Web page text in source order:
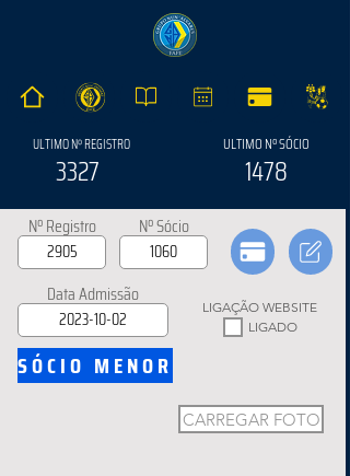
ULTIMO Nº REGISTRO
3327
ULTIMO Nº SÓCIO
1478
Nº Registro Nº Sócio
Data Admissão
LIGAÇÃO WEBSITE
LIGADO
SÓCIO MENOR
CARREGAR FOTO